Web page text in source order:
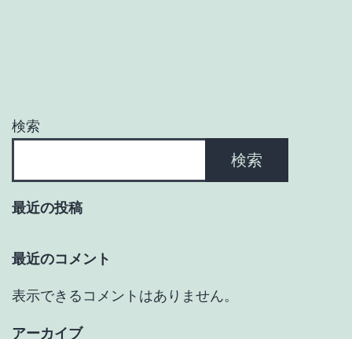
ョ
検索
検索
最近の投稿
最近のコメント
表示できるコメントはありません。
アーカイブ